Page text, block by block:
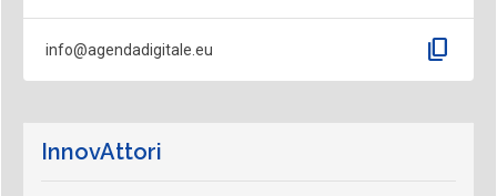
info@agendadigitale.eu content_copy
InnovAttori